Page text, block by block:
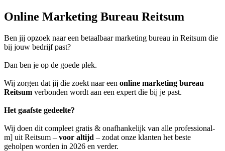
Online Marketing Bureau Reitsum
Ben jij opzoek naar een betaalbaar marketing bureau in Reitsum die
bij jouw bedrijf past?
Dan ben je op de goede plek.
Wij zorgen dat jij die zoekt naar een online marketing bureau
Reitsum verbonden wordt aan een expert die bij je past.
Het gaafste gedeelte?
Wij doen dit compleet gratis & onafhankelijk van alle professional-
m] uit Reitsum – voor altijd – zodat onze klanten het beste
geholpen worden in 2026 en verder.